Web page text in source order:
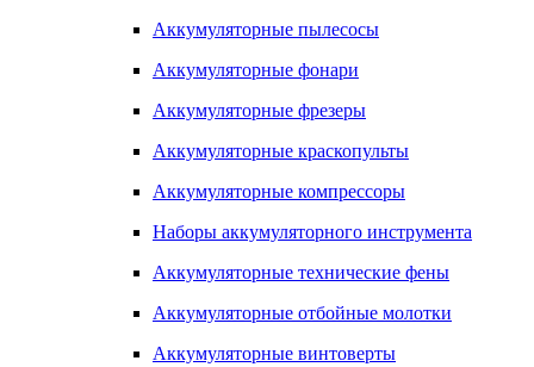
Аккумуляторные пылесосы
Аккумуляторные фонари
Аккумуляторные фрезеры
Аккумуляторные краскопульты
Аккумуляторные компрессоры
Наборы аккумуляторного инструмента
Аккумуляторные технические фены
Аккумуляторные отбойные молотки
Аккумуляторные винтоверты